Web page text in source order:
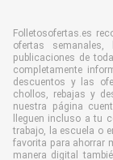
Folletosofertas.es
ofertas
publicaciones de
completamente
descuentos y las
chollos, rebajas y
nuestra página
lleguen incluso a tu
trabajo, la escuela o
favorita para ahorrar
manera digital